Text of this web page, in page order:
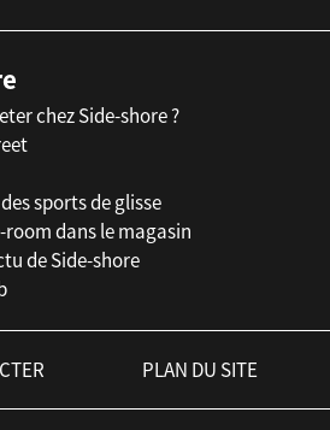
chez Side-shore ?
sports de glisse
room dans le magasin
de Side-shore
PLAN DU SITE